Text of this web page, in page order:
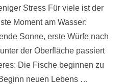
Stress Für viele ist der
Moment am Wasser:
Sonne, erste Würfe nach
der Oberfläche passiert
Die Fische beginnen zu
neuen Lebens …